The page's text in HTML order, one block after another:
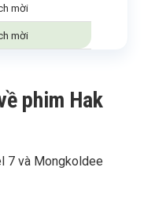
mời
mời
phim Hak
7 và Mongkoldee